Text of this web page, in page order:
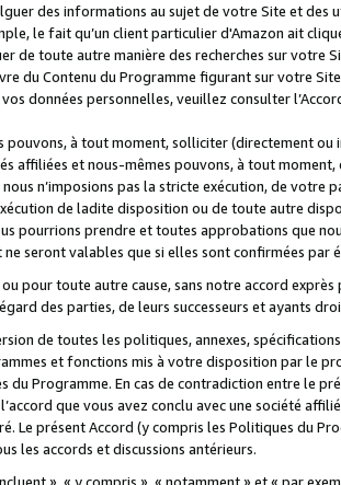
des informations au sujet de votre Site et des
le fait qu’un client particulier d'Amazon ait
de toute autre manière des recherches sur votre
du Contenu du Programme figurant sur votre
données personnelles, veuillez consulter
pouvons, à tout moment, solliciter (directement
affiliées et nous-mêmes pouvons, à tout
n’imposions pas la stricte exécution, de votre
de ladite disposition ou de toute autre
pourrions prendre et toutes approbations que
seront valables que si elles sont confirmées par
pour toute autre cause, sans notre accord
des parties, de leurs successeurs et ayants
de toutes les politiques, annexes,
et fonctions mis à votre disposition par le
du Programme. En cas de contradiction entre le
que vous avez conclu avec une société
Le présent Accord (y compris les Politiques du
les accords et discussions antérieurs.